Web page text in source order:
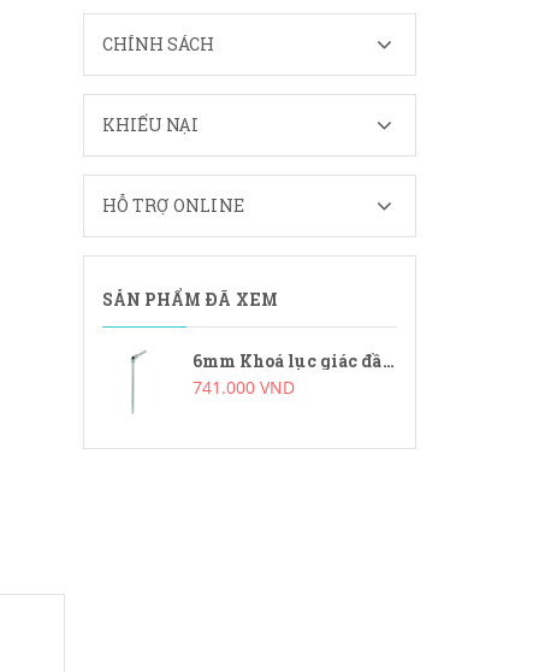
CHÍNH SÁCH
KHIẾU NẠI
HỖ TRỢ ONLINE
SẢN PHẨM ĐÃ XEM
6mm Khoá lục giác đầu xoay Bondhus 88068
741.000 VND